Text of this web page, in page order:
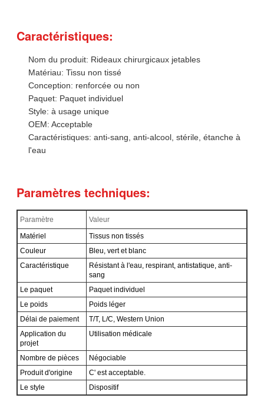
Caractéristiques:
Nom du produit: Rideaux chirurgicaux jetables
Matériau: Tissu non tissé
Conception: renforcée ou non
Paquet: Paquet individuel
Style: à usage unique
OEM: Acceptable
Caractéristiques: anti-sang, anti-alcool, stérile, étanche à
l'eau
Paramètres techniques:
Paramètre
Valeur
Matériel
Tissus non tissés
Couleur
Bleu, vert et blanc
Caractéristique
Résistant à l'eau, respirant, antistatique, anti-
sang
Le paquet
Paquet individuel
Le poids
Poids léger
Délai de paiement
T/T, L/C, Western Union
Application du
projet
Utilisation médicale
Nombre de pièces
Négociable
Produit d'origine
C' est acceptable.
Le style
Dispositif